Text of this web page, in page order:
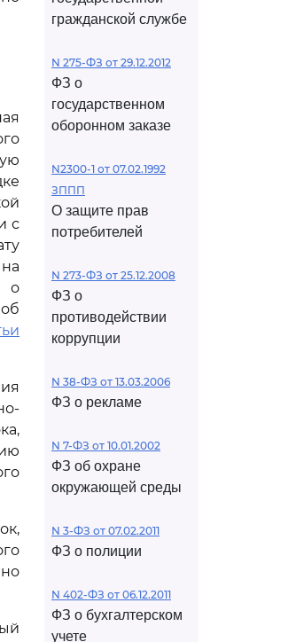
с
о
гражданской службе
N 275-ФЗ от 29.12.2012
ФЗ о
государственном
оборонном заказе
N2300-1 от 07.02.1992
ЗППП
О защите прав
потребителей
N 273-ФЗ от 25.12.2008
ФЗ о
противодействии
коррупции
N 38-ФЗ от 13.03.2006
ФЗ о рекламе
N 7-ФЗ от 10.01.2002
ФЗ об охране
окружающей среды
N 3-ФЗ от 07.02.2011
ФЗ о полиции
N 402-ФЗ от 06.12.2011
ФЗ о бухгалтерском
учете